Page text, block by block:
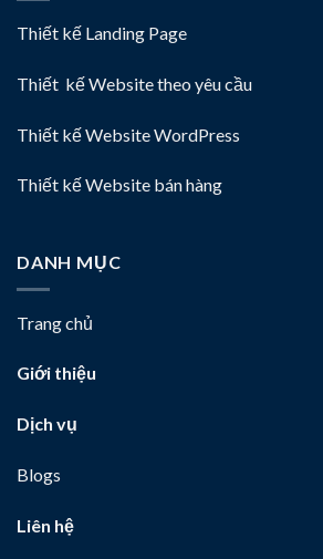
Thiết kế Landing Page
Thiết kế Website theo yêu cầu
Thiết kế Website WordPress
Thiết kế Website bán hàng
DANH MỤC
Trang chủ
Giới thiệu
Dịch vụ
Blogs
Liên hệ